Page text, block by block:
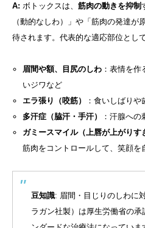
A: ボトックスは、 筋肉の動きを抑制
（動的なしわ）」や「筋肉の発達が
待されます。代表的な適応部位とし
眉間や額、目尻のしわ：表情を作
いジワなど
エラ張り（咬筋）
：食いしばり
多汗症（脇汗・手汗）
：汗腺へ
ガミースマイル（上唇が上がりす
筋肉をコントロールして、笑顔を
豆知識: 眉間・目じりのしわに
ラガン社製）は厚生労働省の